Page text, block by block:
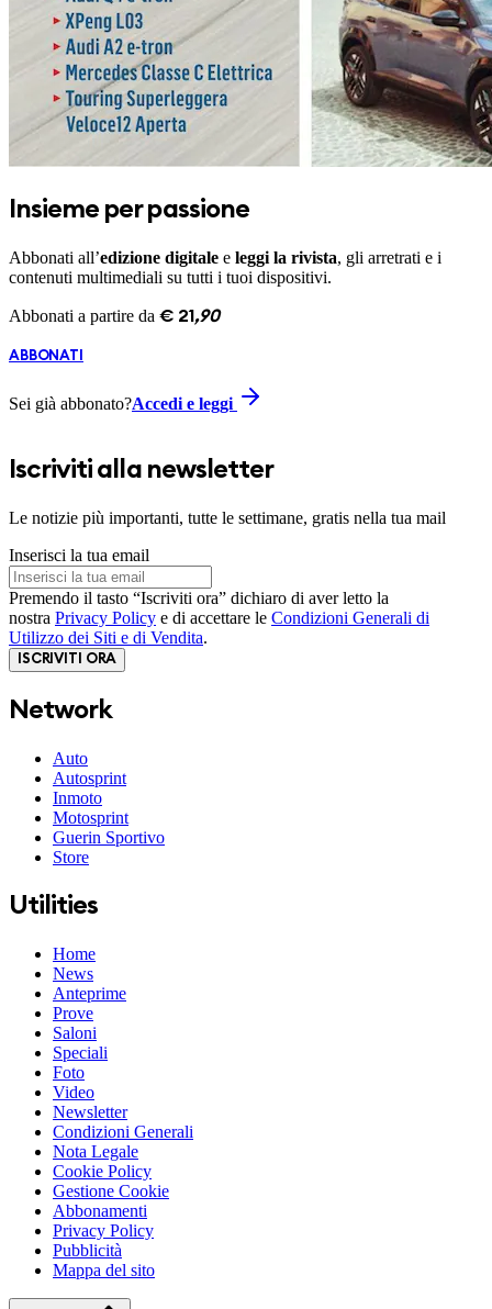
Insieme per passione
Abbonati all’edizione digitale e leggi la rivista, gli arretrati e i
contenuti multimediali su tutti i tuoi dispositivi.
Abbonati a partire da € 21 ,90
ABBONATI
Sei già abbonato?Accedi e leggi
Iscriviti alla newsletter
Le notizie più importanti, tutte le settimane, gratis nella tua mail
Inserisci la tua email
Premendo il tasto “Iscriviti ora” dichiaro di aver letto la
nostra Privacy Policy e di accettare le Condizioni Generali di
Utilizzo dei Siti e di Vendita.
ISCRIVITI ORA
Network
Auto
Autosprint
Inmoto
Motosprint
Guerin Sportivo
Store
Utilities
Home
News
Anteprime
Prove
Saloni
Speciali
Foto
Video
Newsletter
Condizioni Generali
Nota Legale
Cookie Policy
Gestione Cookie
Abbonamenti
Privacy Policy
Pubblicità
Mappa del sito